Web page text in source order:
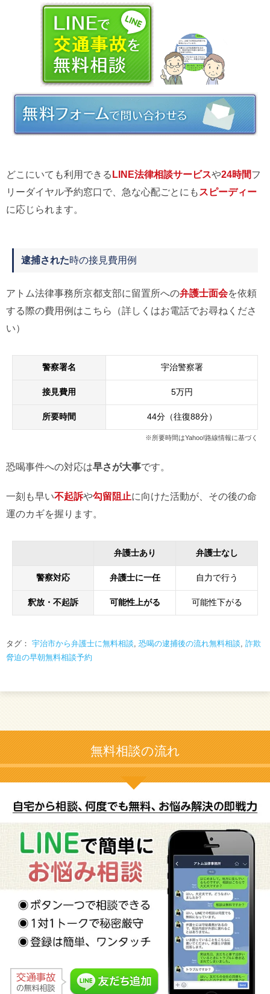
どこにいても利用できるLINE法律相談サービスや24時間フ
リーダイヤル予約窓口で、急な心配ごとにも スピーディー
に応じられます。
逮捕された時の接見費用例
アトム法律事務所京都支部に留置所への弁護士面会を依頼
する際の費用例はこちら（詳しくはお電話でお尋ねくださ
い）
警察署名 宇治警察署
接見費用 5万円
所要時間 44分（往復88分）
※所要時間はYahoo!路線情報に基づく
恐喝事件への対応は早さが大事です。
一刻も早い不起訴や勾留阻止に向けた活動が、その後の命
運のカギを握ります。
弁護士あり 弁護士なし
警察対応 弁護士に一任 自力で行う
釈放・不起訴 可能性上がる 可能性下がる
タグ： 宇治市から弁護士に無料相談, 恐喝の逮捕後の流れ無料相談, 詐欺
脅迫の早朝無料相談予約
無料相談の流れ